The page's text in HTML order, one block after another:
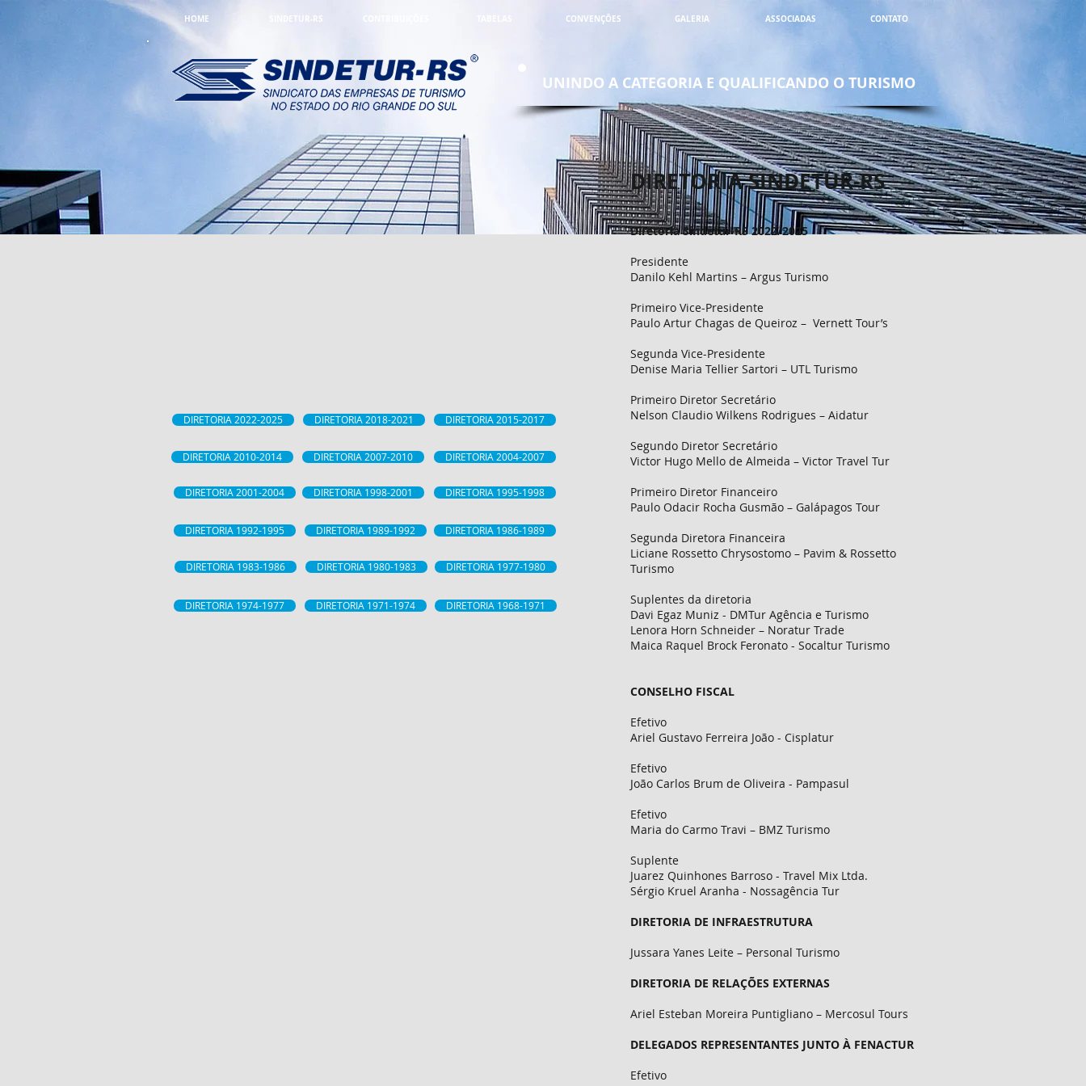
UNINDO A CATEGORIA E QUALIFICANDO O TURISMO
DIRETORIA SINDETUR-RS
DIRETORIA 2022-2025 DIRETORIA 2018-2021 DIRETORIA 2015-2017
DIRETORIA 2010-2014 DIRETORIA 2007-2010 DIRETORIA 2004-2007
DIRETORIA 2001-2004 DIRETORIA 1998-2001 DIRETORIA 1995-1998
DIRETORIA 1992-1995 DIRETORIA 1989-1992 DIRETORIA 1986-1989
DIRETORIA 1983-1986 DIRETORIA 1980-1983 DIRETORIA 1977-1980
DIRETORIA 1974-1977 DIRETORIA 1971-1974 DIRETORIA 1968-1971
Diretoria Sindetur-RS 2022/2025
Presidente
Danilo Kehl Martins – Argus Turismo
Primeiro Vice-Presidente
Paulo Artur Chagas de Queiroz – Vernett Tour’s
Segunda Vice-Presidente
Denise Maria Tellier Sartori – UTL Turismo
Primeiro Diretor Secretário
Nelson Claudio Wilkens Rodrigues – Aidatur
Segundo Diretor Secretário
Victor Hugo Mello de Almeida – Victor Travel Tur
Primeiro Diretor Financeiro
Paulo Odacir Rocha Gusmão – Galápagos Tour
Segunda Diretora Financeira
Liciane Rossetto Chrysostomo – Pavim & Rossetto
Turismo
Suplentes da diretoria
Davi Egaz Muniz - DMTur Agência e Turismo
Lenora Horn Schneider – Noratur Trade
Maica Raquel Brock Feronato - Socaltur Turismo
CONSELHO FISCAL
Efetivo
Ariel Gustavo Ferreira João - Cisplatur
Efetivo
João Carlos Brum de Oliveira - Pampasul
Efetivo
Maria do Carmo Travi – BMZ Turismo
Suplente
Juarez Quinhones Barroso - Travel Mix Ltda.
Sérgio Kruel Aranha - Nossagência Tur
DIRETORIA DE INFRAESTRUTURA
Jussara Yanes Leite – Personal Turismo
DIRETORIA DE RELAÇÕES EXTERNAS
Ariel Esteban Moreira Puntigliano – Mercosul Tours
DELEGADOS REPRESENTANTES JUNTO À FENACTUR
Efetivo
HOME SINDETUR-RS CONVENÇÕES GALERIA ASSOCIADAS CONTATO